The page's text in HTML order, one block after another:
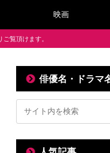
映画
覧頂けます。
俳優名・ドラマ